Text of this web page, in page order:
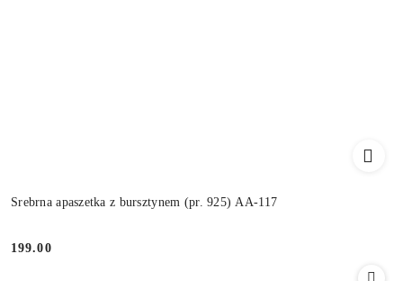
Srebrna apaszetka z bursztynem (pr. 925) AA-117
Cena:
199.00